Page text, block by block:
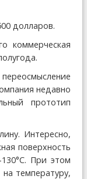
долларов.
коммерческая
недавно
прототип
Интересно,
поверхность
При этом
температуру,